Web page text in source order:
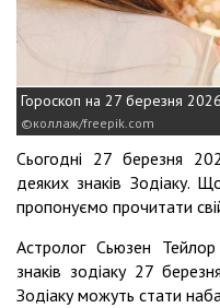
Гороскоп на 27 березня
коллаж/freepik.com
Сьогодні 27 березня
деяких знаків Зодіаку.
пропонуємо прочитати
Астролог Сьюзен Тейлор
знаків зодіаку 27
Зодіаку можуть стати